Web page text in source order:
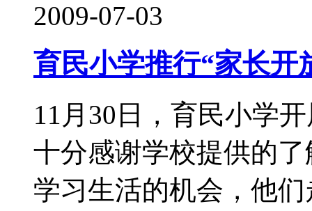
2009-07-03
育民小学推行“家长开
11月30日，育民小学
十分感谢学校提供的
学习生活的机会，他